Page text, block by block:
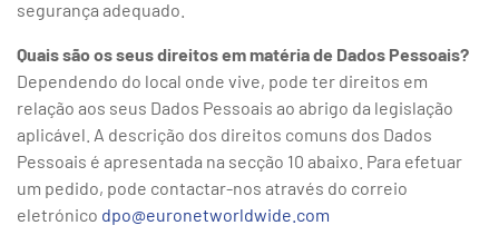
segurança adequado.
Quais são os seus direitos em matéria de Dados Pessoais?
Dependendo do local onde vive, pode ter direitos em
relação aos seus Dados Pessoais ao abrigo da legislação
aplicável. A descrição dos direitos comuns dos Dados
Pessoais é apresentada na secção 10 abaixo. Para efetuar
um pedido, pode contactar-nos através do correio
eletrónico dpo@euronetworldwide.com